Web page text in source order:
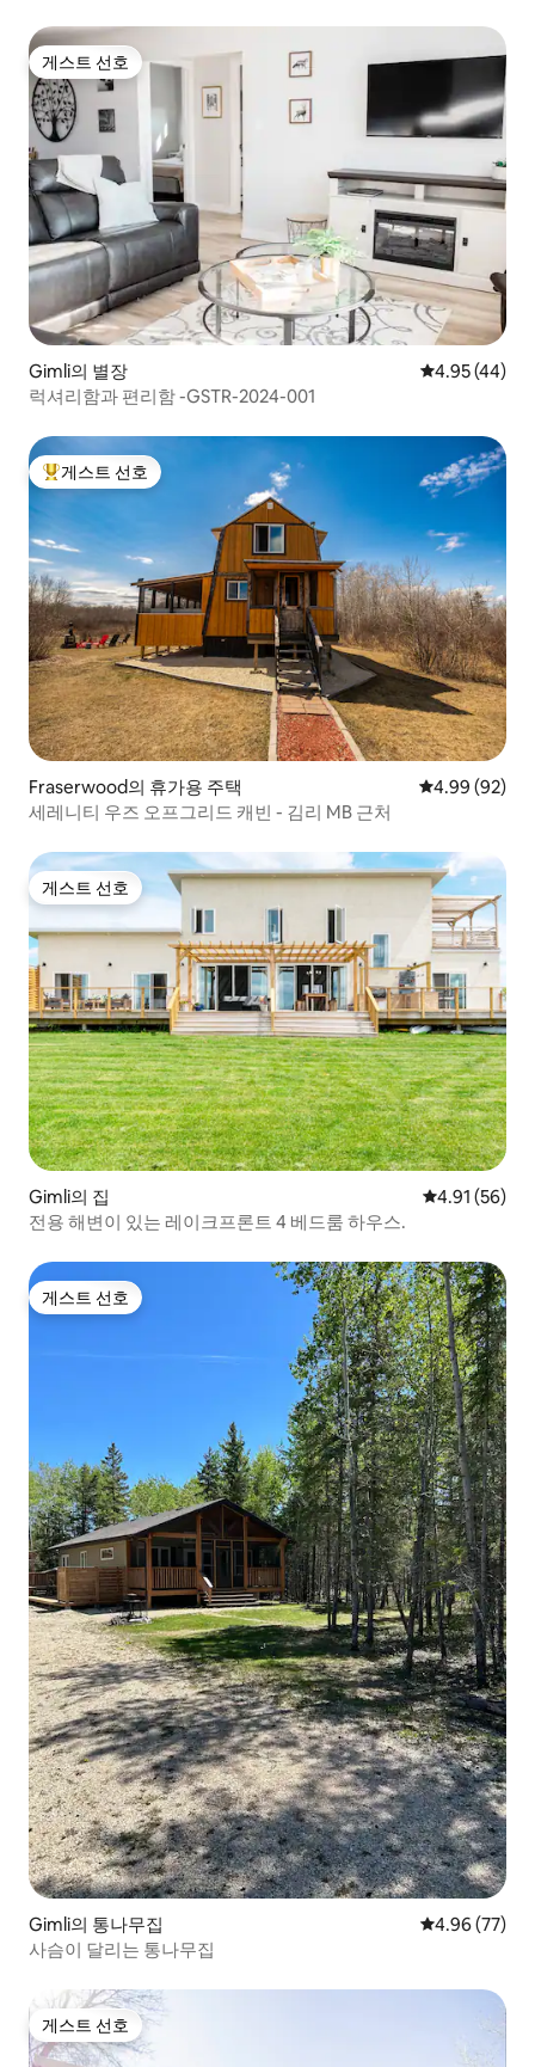
게스트 선호
게스트 선호
Gimli의 별장 평점 4.95점(5
4.95 (44)
럭셔리함과 편리함 -GSTR-2024-001
상위 게스트 선호
게스트 선호
Fraserwood의 휴가용 주택 평점 4.99점(5
4.99 (92)
세레니티 우즈 오프그리드 캐빈 - 김리 MB 근처
게스트 선호
게스트 선호
Gimli의 집 평점 4.91점
4.91 (56)
전용 해변이 있는 레이크프론트 4 베드룸 하우스.
게스트 선호
게스트 선호
Gimli의 통나무집 평점 4.96점(5
4.96 (77)
사슴이 달리는 통나무집
게스트 선호
게스트 선호